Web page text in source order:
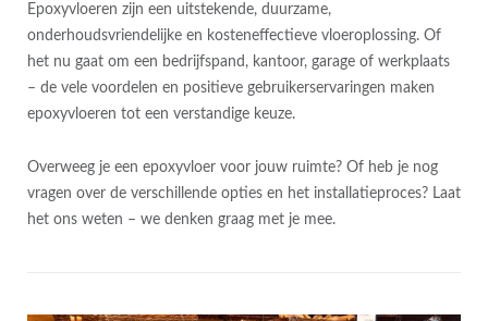
Epoxyvloeren zijn een uitstekende, duurzame,
onderhoudsvriendelijke en kosteneffectieve vloeroplossing. Of
het nu gaat om een bedrijfspand, kantoor, garage of werkplaats
– de vele voordelen en positieve gebruikerservaringen maken
epoxyvloeren tot een verstandige keuze.
Overweeg je een epoxyvloer voor jouw ruimte? Of heb je nog
vragen over de verschillende opties en het installatieproces? Laat
het ons weten – we denken graag met je mee.